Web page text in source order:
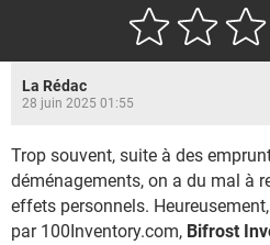
La Rédac
28 juin 2025 01:55
Trop souvent, suite à des
déménagements, on a du mal à
effets personnels.
par 100Inventory.com, Bifrost